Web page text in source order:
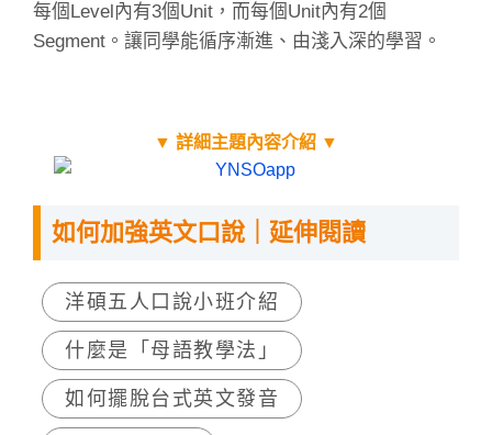
每個Level內有3個Unit，而每個Unit內有2個
Segment。讓同學能循序漸進、由淺入深的學習。
▼ 詳細主題內容介紹 ▼
如何加強英文口說｜延伸閱讀
洋碩五人口說小班介紹
什麼是「母語教學法」
如何擺脫台式英文發音